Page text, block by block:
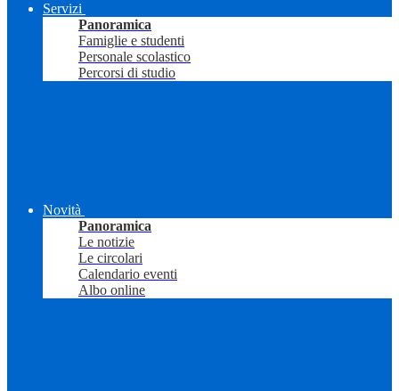
Servizi
Panoramica
Famiglie e studenti
Personale scolastico
Percorsi di studio
Novità
Panoramica
Le notizie
Le circolari
Calendario eventi
Albo online